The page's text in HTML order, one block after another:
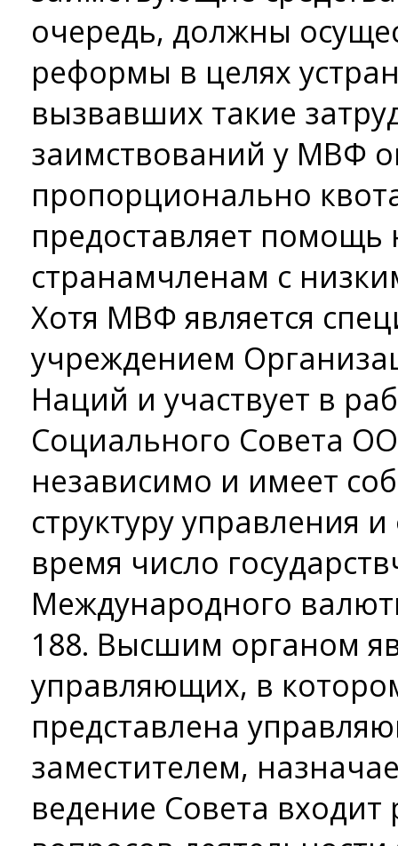
очередь, должны
реформы в целях
вызвавших такие
заимствований у МВФ
пропорционально
предоставляет помощь
странам­членам с
Хотя МВФ является
учреждением
Наций и участвует в
Социального Совета
независимо и имеет
структуру управления
время число
Международного
188. Высшим органом
управляющих, в
представлена
заместителем,
ведение Совета